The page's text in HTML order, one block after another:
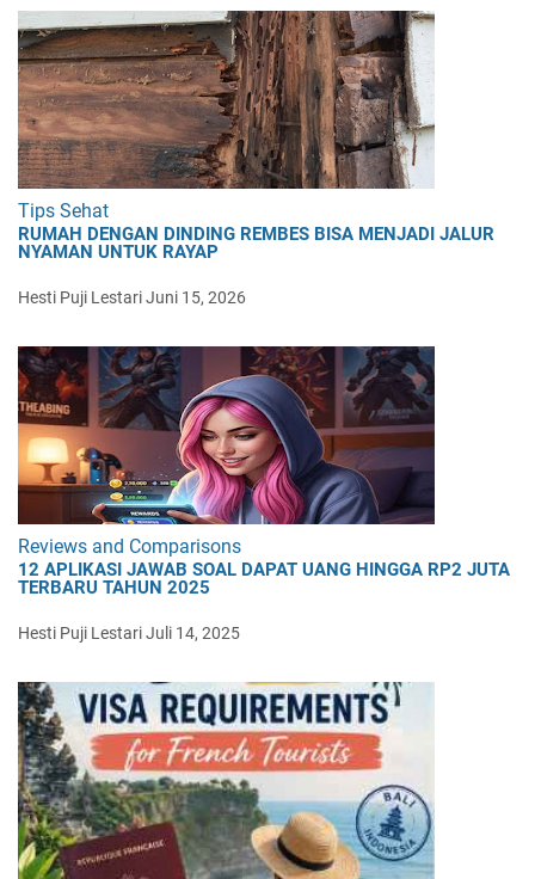
Tips Sehat
RUMAH DENGAN DINDING REMBES BISA MENJADI JALUR
NYAMAN UNTUK RAYAP
Hesti Puji LestariJuni 15, 2026
Reviews and Comparisons
12 APLIKASI JAWAB SOAL DAPAT UANG HINGGA RP2 JUTA
TERBARU TAHUN 2025
Hesti Puji LestariJuli 14, 2025